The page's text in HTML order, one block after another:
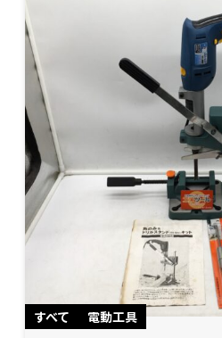
すべて 電動工具